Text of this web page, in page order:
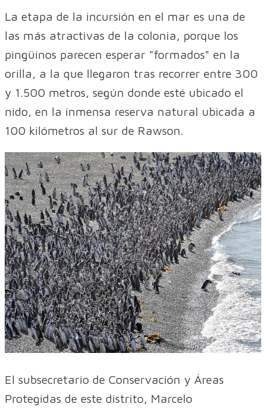
La etapa de la incursión en el mar es una de
las más atractivas de la colonia, porque los
pingüinos parecen esperar "formados" en la
orilla, a la que llegaron tras recorrer entre 300
y 1.500 metros, según donde esté ubicado el
nido, en la inmensa reserva natural ubicada a
100 kilómetros al sur de Rawson.
El subsecretario de Conservación y Áreas
Protegidas de este distrito, Marcelo